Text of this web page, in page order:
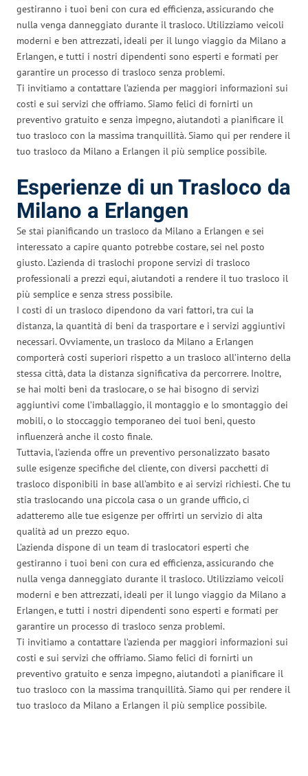
gestiranno i tuoi beni con cura ed efficienza, assicurando che
nulla venga danneggiato durante il trasloco. Utilizziamo veicoli
moderni e ben attrezzati, ideali per il lungo viaggio da Milano a
Erlangen, e tutti i nostri dipendenti sono esperti e formati per
garantire un processo di trasloco senza problemi.
Ti invitiamo a contattare l’azienda per maggiori informazioni sui
costi e sui servizi che offriamo. Siamo felici di fornirti un
preventivo gratuito e senza impegno, aiutandoti a pianificare il
tuo trasloco con la massima tranquillità. Siamo qui per rendere il
tuo trasloco da Milano a Erlangen il più semplice possibile.
Esperienze di un Trasloco da
Milano a Erlangen
Se stai pianificando un trasloco da Milano a Erlangen e sei
interessato a capire quanto potrebbe costare, sei nel posto
giusto. L’azienda di traslochi propone servizi di trasloco
professionali a prezzi equi, aiutandoti a rendere il tuo trasloco il
più semplice e senza stress possibile.
I costi di un trasloco dipendono da vari fattori, tra cui la
distanza, la quantità di beni da trasportare e i servizi aggiuntivi
necessari. Ovviamente, un trasloco da Milano a Erlangen
comporterà costi superiori rispetto a un trasloco all’interno della
stessa città, data la distanza significativa da percorrere. Inoltre,
se hai molti beni da traslocare, o se hai bisogno di servizi
aggiuntivi come l’imballaggio, il montaggio e lo smontaggio dei
mobili, o lo stoccaggio temporaneo dei tuoi beni, questo
influenzerà anche il costo finale.
Tuttavia, l’azienda offre un preventivo personalizzato basato
sulle esigenze specifiche del cliente, con diversi pacchetti di
trasloco disponibili in base all’ambito e ai servizi richiesti. Che tu
stia traslocando una piccola casa o un grande ufficio, ci
adatteremo alle tue esigenze per offrirti un servizio di alta
qualità ad un prezzo equo.
L’azienda dispone di un team di traslocatori esperti che
gestiranno i tuoi beni con cura ed efficienza, assicurando che
nulla venga danneggiato durante il trasloco. Utilizziamo veicoli
moderni e ben attrezzati, ideali per il lungo viaggio da Milano a
Erlangen, e tutti i nostri dipendenti sono esperti e formati per
garantire un processo di trasloco senza problemi.
Ti invitiamo a contattare l’azienda per maggiori informazioni sui
costi e sui servizi che offriamo. Siamo felici di fornirti un
preventivo gratuito e senza impegno, aiutandoti a pianificare il
tuo trasloco con la massima tranquillità. Siamo qui per rendere il
tuo trasloco da Milano a Erlangen il più semplice possibile.